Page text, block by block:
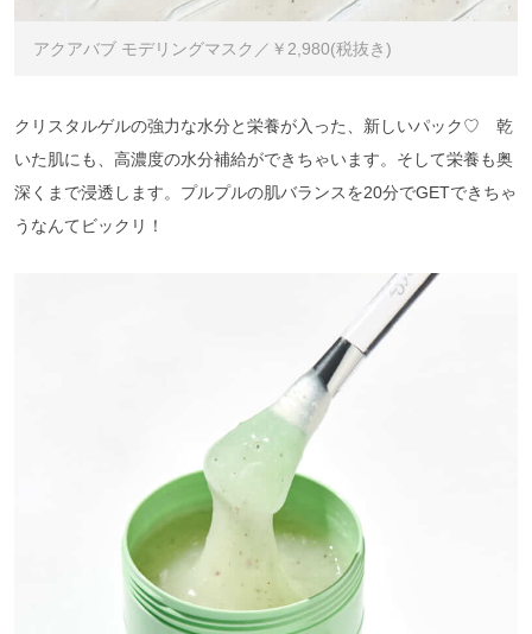
アクアバブ モデリングマスク／￥2,980(税抜き)
クリスタルゲルの強力な水分と栄養が入った、新しいパック♡ 乾
いた肌にも、高濃度の水分補給ができちゃいます。そして栄養も奥
深くまで浸透します。プルプルの肌バランスを20分でGETできちゃ
うなんてビックリ！